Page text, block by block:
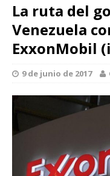
La ruta del
Venezuela
ExxonMobil
9 de junio de 2017